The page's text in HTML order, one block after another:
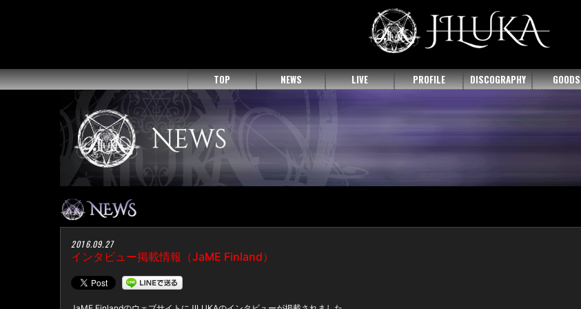
TOP NEWS LIVE PROFILE DISCOGRAPHY GOODS
2016.09.27
インタビュー掲載情報（JaME Finland）